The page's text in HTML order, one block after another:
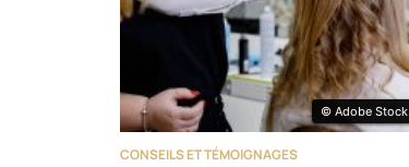
© Adobe Stock
© Adobe Stock
CONSEILS ET TÉMOIGNAGES